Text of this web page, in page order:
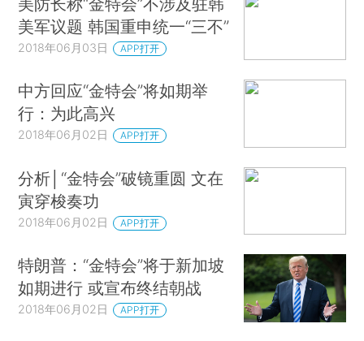
美军议题 韩国重申统一“三不”
2018年06月03日 APP打开
中方回应“金特会”将如期举
行：为此高兴
2018年06月02日 APP打开
分析│“金特会”破镜重圆 文在
寅穿梭奏功
2018年06月02日 APP打开
特朗普：“金特会”将于新加坡
如期进行 或宣布终结朝战
2018年06月02日 APP打开